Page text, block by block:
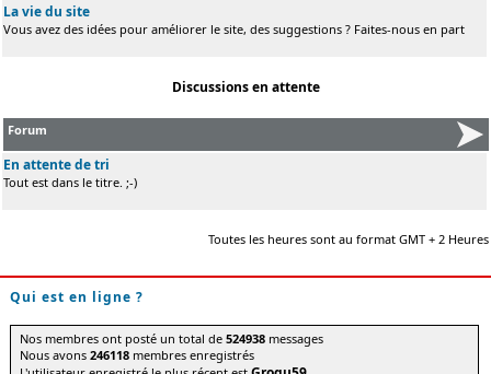
La vie du site
Vous avez des idées pour améliorer le site, des suggestions ? Faites-nous en part
Discussions en attente
Forum
En attente de tri
Tout est dans le titre. ;-)
Toutes les heures sont au format GMT + 2 Heures
Qui est en ligne ?
Nos membres ont posté un total de524938 messages
Nous avons246118 membres enregistrés